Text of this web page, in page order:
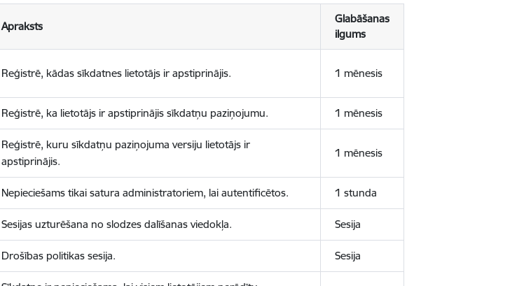
Apraksts
Glabāšanas
ilgums
Reģistrē, kādas sīkdatnes lietotājs ir apstiprinājis. 1 mēnesis
Reģistrē, ka lietotājs ir apstiprinājis sīkdatņu paziņojumu. 1 mēnesis
Reģistrē, kuru sīkdatņu paziņojuma versiju lietotājs ir
apstiprinājis.
1 mēnesis
Nepieciešams tikai satura administratoriem, lai autentificētos. 1 stunda
Sesijas uzturēšana no slodzes dalīšanas viedokļa. Sesija
Drošības politikas sesija. Sesija